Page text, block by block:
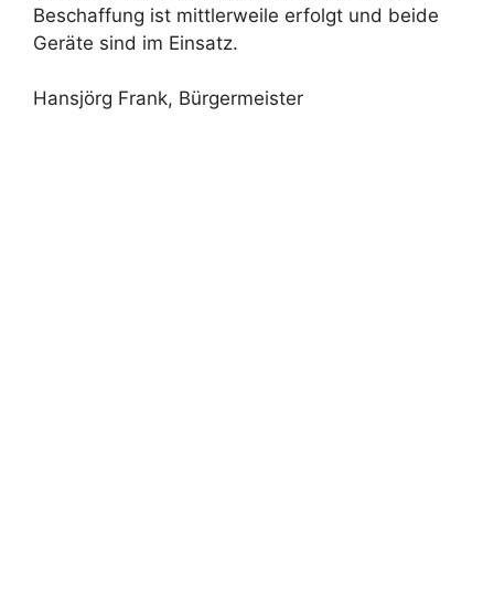
Beschaffung ist mittlerweile erfolgt und beide
Geräte sind im Einsatz.
Hansjörg Frank, Bürgermeister